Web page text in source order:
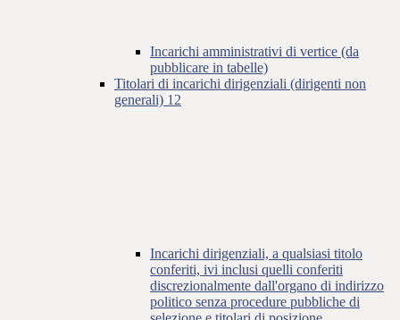
Incarichi amministrativi di vertice (da
pubblicare in tabelle)
Titolari di incarichi dirigenziali (dirigenti non
generali) 12
Incarichi dirigenziali, a qualsiasi titolo
conferiti, ivi inclusi quelli conferiti
discrezionalmente dall'organo di indirizzo
politico senza procedure pubbliche di